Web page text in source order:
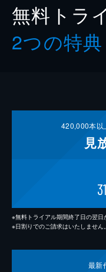
無料トラ
2つの特典
420,000本以
見
31
※無料トライアル期間終了日の翌日
※日割りでのご請求はいたしません。
最新